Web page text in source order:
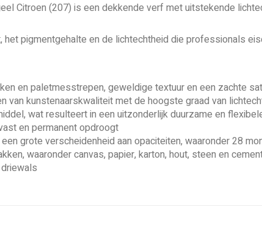
Citroen (207) is een dekkende verf met uitstekende
pigmentgehalte en de lichtechtheid die professionals
en paletmesstrepen, geweldige textuur en een zachte
van kunstenaarskwaliteit met de hoogste graad van
wat resulteert in een uitzonderlijk duurzame en
en permanent opdroogt
grote verscheidenheid aan opaciteiten, waaronder 28
waaronder canvas, papier, karton, hout, steen en